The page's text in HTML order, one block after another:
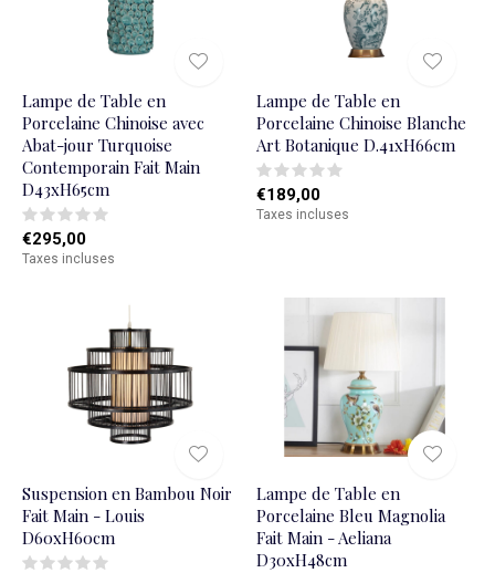
Lampe de Table en
Porcelaine Chinoise avec
Abat-jour Turquoise
Contemporain Fait Main
D43xH65cm
€295,00
Taxes incluses
Lampe de Table en
Porcelaine Chinoise Blanche
Art Botanique D.41xH66cm
€189,00
Taxes incluses
Suspension en Bambou Noir
Fait Main - Louis
D60xH60cm
Lampe de Table en
Porcelaine Bleu Magnolia
Fait Main - Aeliana
D30xH48cm